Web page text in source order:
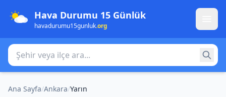
Hava Durumu 15 Günlük
havadurumu15gunluk.org
Şehir veya ilçe ara
Ana Sayfa/Ankara/Yarın